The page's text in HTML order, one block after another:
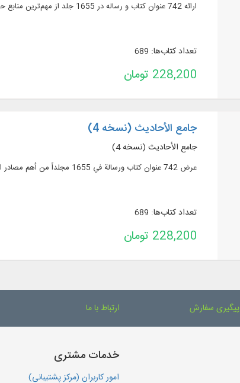
ارائه 742 عنوان کتاب و رساله در 1655 جلد از مهم‌ترین منابع حدیثی شیعه به همراه ترجمه و شرح
تعداد کتاب‌ها: 689
228,200 تومان
جامع الأحادیث (نسخه 4)
جامع الأحادیث (نسخه 4)
عرض 742 عنوان كتاب ورسالة في 1655 مجلداً من أهم مصادر الحديث الشيعية مع الترجمة والشروح.
تعداد کتاب‌ها: 689
228,200 تومان
پیگیری سفارش ارتباط با ما
خدمات مشتری
امور کاربران (مرکز پشتیبانی)